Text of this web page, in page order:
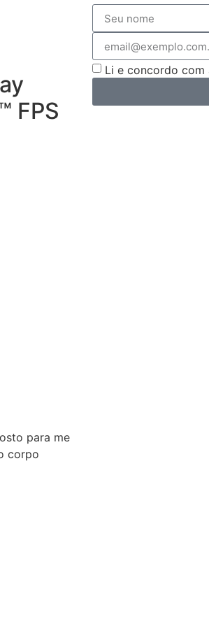
FPS
para me
corpo
Li e concordo com